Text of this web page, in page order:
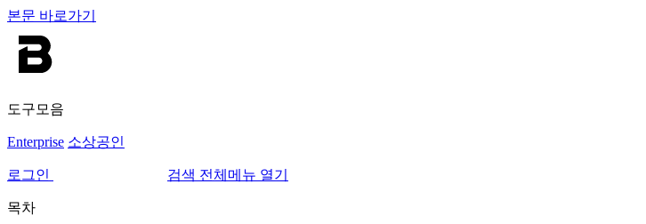
본문 바로가기
도구모음
Enterprise 소상공인
로그인 검색 전체메뉴 열기
목차